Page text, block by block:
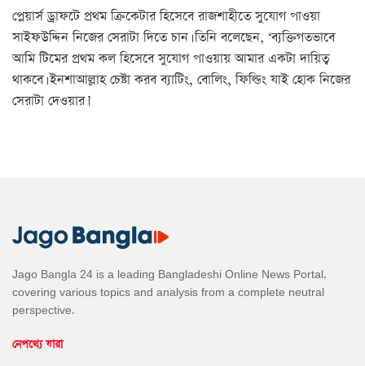
প্লেয়ার্স ড্রাফটে প্রথম ক্রিকেটার হিসেবে রাজশাহীতে সুযোগ পাওয়া
সাইফউদ্দিন নিজের সেরাটা দিতে চান। তিনি বলেছেন, ‘ব্যক্তিগতভাবে
আমি টিমের প্রথম কল হিসেবে সুযোগ পাওয়ায় আমার একটা দায়িত্ব
থাকবে। ইনশাআল্লাহ চেষ্টা করব ব্যাটিং, বোলিং, ফিল্ডিং যাই হোক নিজের
সেরাটা দেওয়ার।’
Jago Bangla 24 is a leading Bangladeshi Online News Portal,
covering various topics and analysis from a complete neutral
perspective.
নেপথ্যে যারা